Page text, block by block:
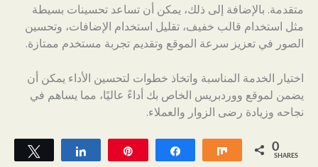
متقدمة. بالإضافة إلى ذلك، يمكن أن تساعد تحسينات بسيطة
مثل استخدام قالب خفيف، تقليل استخدام الإضافات، وتحسين
الصور في تعزيز سرعة الموقع وتقديم تجربة مستخدم ممتازة.
اختيار الخدمة المناسبة واتخاذ خطوات لتحسين الأداء يمكن أن
يضمن لموقع ووردبريس الخاص بك أداءً عاليًا، مما يساهم في
نجاحه وزيادة رضى الزوار والعملاء.
Share 0
SHARES